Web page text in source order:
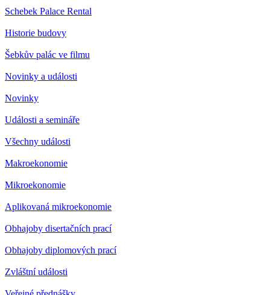
Schebek Palace Rental
Historie budovy
Šebkův palác ve filmu
Novinky a události
Novinky
Události a semináře
Všechny události
Makroekonomie
Mikroekonomie
Aplikovaná mikroekonomie
Obhajoby disertačních prací
Obhajoby diplomových prací
Zvláštní události